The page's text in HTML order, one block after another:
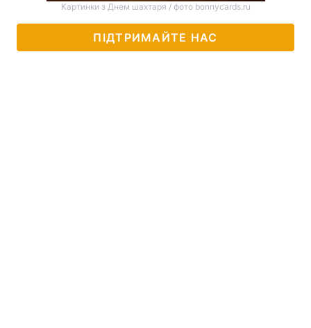
Картинки з Днем шахтаря / фото bonnycards.ru
ПІДТРИМАЙТЕ НАС